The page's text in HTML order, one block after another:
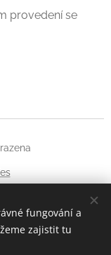
provedení se
fungování a
zajistit tu